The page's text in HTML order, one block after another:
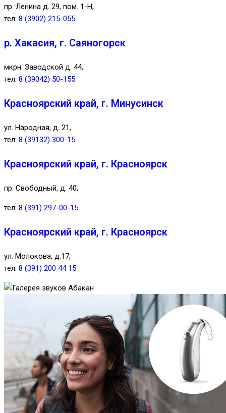
пр. Ленина д. 29, пом. 1-Н,
тел: 8 (3902) 215-055
р. Хакасия, г. Саяногорск
мкрн. Заводской д. 44,
тел: 8 (39042) 50-155
Красноярский край, г. Минусинск
ул. Народная, д. 21,
тел: 8 (39132) 300-15
Красноярский край, г. Красноярск
пр. Свободный, д. 40,
тел: 8 (391) 297-00-15
Красноярский край, г. Красноярск
ул. Молокова, д.17,
тел: 8 (391) 200 44 15